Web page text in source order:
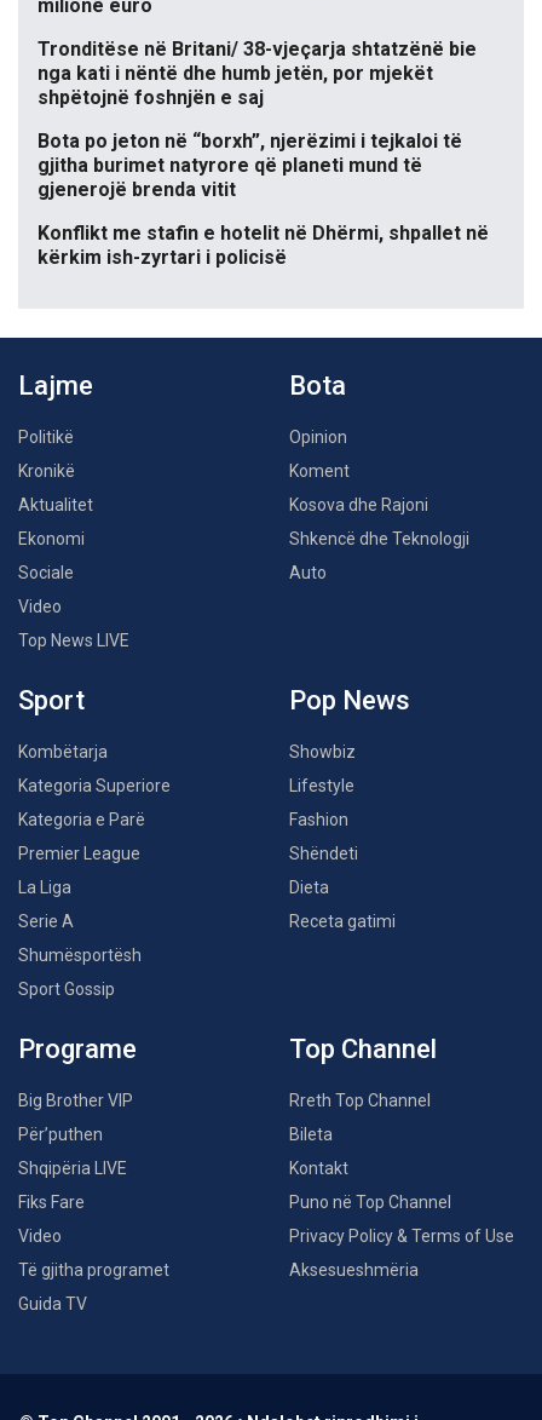
milionë euro
Tronditëse në Britani/ 38-vjeçarja shtatzënë bie
nga kati i nëntë dhe humb jetën, por mjekët
shpëtojnë foshnjën e saj
Bota po jeton në “borxh”, njerëzimi i tejkaloi të
gjitha burimet natyrore që planeti mund të
gjenerojë brenda vitit
Konflikt me stafin e hotelit në Dhërmi, shpallet në
kërkim ish-zyrtari i policisë
Lajme
Politikë
Kronikë
Aktualitet
Ekonomi
Sociale
Video
Top News LIVE
Bota
Opinion
Koment
Kosova dhe Rajoni
Shkencë dhe Teknologji
Auto
Sport
Kombëtarja
Kategoria Superiore
Kategoria e Parë
Premier League
La Liga
Serie A
Shumësportësh
Sport Gossip
Pop News
Showbiz
Lifestyle
Fashion
Shëndeti
Dieta
Receta gatimi
Programe
Big Brother VIP
Për’puthen
Shqipëria LIVE
Fiks Fare
Video
Të gjitha programet
Guida TV
Top Channel
Rreth Top Channel
Bileta
Kontakt
Puno në Top Channel
Privacy Policy & Terms of Use
Aksesueshmëria